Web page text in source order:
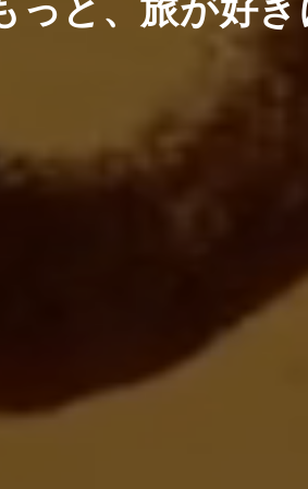
っと、旅が好